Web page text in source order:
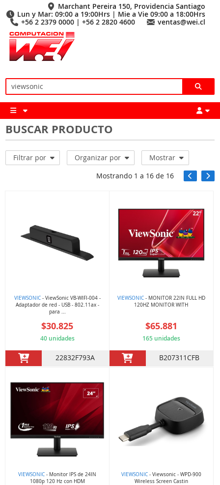
Marchant Pereira 150, Providencia Santiago
Lun y Mar: 09:00 a 19:00Hrs | Mie a Vie 09:00 a 18:00Hrs
+56 2 2379 0000 | +56 2 2820 4600
ventas@wei.cl
BUSCAR PRODUCTO
Filtrar por Organizar por
Mostrar
Mostrando 1 a 16de 16
VIEWSONIC- ViewSonic VB-WIFI-004 -
Adaptador de red - USB - 802.11ax -
para ...
$30.825
40 unidades
22832F793A
VIEWSONIC- MONITOR 22IN FULL HD
120HZ MONITOR WITH
$65.881
165 unidades
B207311CFB
VIEWSONIC - Monitor IPS de 24IN
1080p 120 Hz con HDM
VIEWSONIC- Viewsonic - WPD-900
Wireless Screen Castin